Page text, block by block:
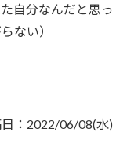
自分なんだと思っ
ない）
：2022/06/08(水)